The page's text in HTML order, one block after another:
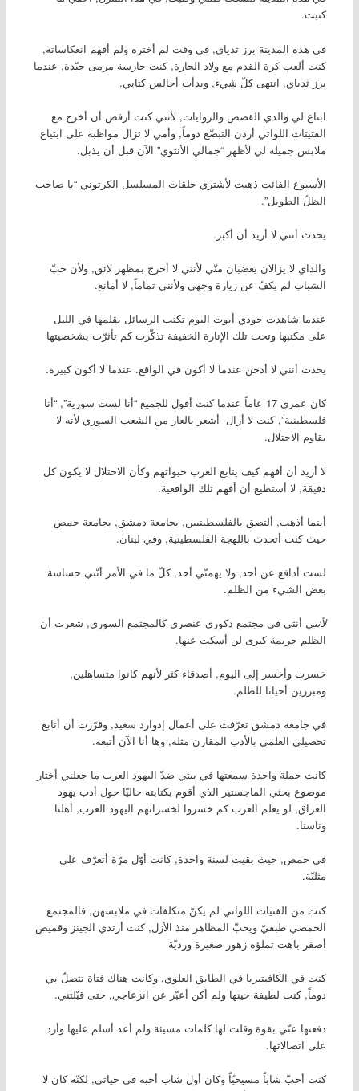
كتبت.
في هذه المدينة برز ثدياي, في وقت لم أختره ولم أفهم انعكاساته,
كنت ألعب كرة القدم مع ولاد الحارة, كنت حارسة مرمى جيّدة, عندما
برز ثدياي, انتهى كلّ شيء, وبدأت أجالس كتابي.
ابتاع لي والدي القصص والروايات, لأنني كنت أرفض أن أخرج مع
الفتيتات اللواتي أردن التبضّع دوماً, وأمي لا تزال مواظبة على ابتياع
ملابس جميلة لي لأظهر “جمالي الأنثوي” الآن قبل أن يذبل.
الأسبوع الفائت ذهبت لأشتري حلقات المسلسل الكرتوني “يا صاحب
الظلّ الطويل”.
يحدث أنني لا أريد أن أكبر.
والداي لا يزالان يغضبان منّي لأنني لا أخرج بمظهر لائق, ولأن حبّ
الشباب لم يكفّ عن زيارة وجهي ولأنني تماماً, لا أمانع.
عندما شاهدت جودي أبوت اليوم تكتب الرسائل بقلمها في الليل
على مكتبها وتحت تلك الإنارة الخفيفة تذكّرت كم تأثرّت بشخصيتها
يحدث أنني لا أدخن عندما لا أكون في الواقع. عندما لا أكون كبيرة.
كان عمري 17 عاماً عندما كنت أقول للجميع “أنا لست سورية”, “أنا
فلسطينية”, كنت-لا أزال- أشعر بالعار من الشعب السوري لأنه لا
يقاوم الاحتلال.
لا أريد أن أفهم كيف يتابع العرب حيواتهم وكأن الاحتلال لا يكون كل
دقيقة, لا أستطيع أن أفهم تلك الواقعية.
أينما أذهب, ألتصق بالفلسطينيين, بجامعة دمشق, بجامعة حمص
حيث كنت أتحدث باللهجة الفلسطينية, وفي لبنان.
لست أدافع عن أحد, ولا يهمنّي أحد, كلّ ما في الأمر أنّني حساسة
بعض الشيء من الظلم.
لأنني أنثى في مجتمع ذكوري عنصري كالمجتمع السوري, شعرت أن
الظلم جريمة كبرى لن أسكت عنها.
خسرت وأخسر إلى اليوم, أصدقاء كثر لأنهم كانوا متساهلين,
ومبررين أحيانا للظلم.
في جامعة دمشق تعرّفت على أعمال إدوارد سعيد, وقرّرت أن أتابع
تحصيلي العلمي بالأدب المقارن مثله, وها أنا الآن أتبعه.
كانت جملة واحدة سمعتها في بيتي ضدّ اليهود العرب ما جعلني أختار
موضوع بحثي الماجستير الذي أقوم بكتابته حاليّا حول أدب يهود
العراق, لو يعلم العرب كم خسروا لخسرانهم اليهود العرب, أهلنا
وناسنا.
في حمص, حيث بقيت لسنة واحدة, كانت أوّل مرّة أتعرّف على
مثليّة.
كنت من الفتيات اللواتي لم يكنّ متكلفات في ملابسهن, فالمجتمع
الحمصي طبقيّ ويحبّ المظاهر منذ الأزل, كنت أرتدي الجينز وقميص
أصفر باهت تملؤه زهور صغيرة ورديّة
كنت في الكافيتيريا في الطابق العلوي, وكانت هناك فتاة تتصلّ بي
دوماً, كنت لطيفة حينها ولم أكن أعبّر عن انزعاجي, حتى قبّلتني.
دفعتها عنّي بقوة وقلت لها كلمات مسيئة ولم أعد أسلم عليها وأرد
على اتصالاتها.
كنت أحبّ شاباً مسيحيّاً وكان أول شاب أحبه في حياتي, لكنّه كان لا